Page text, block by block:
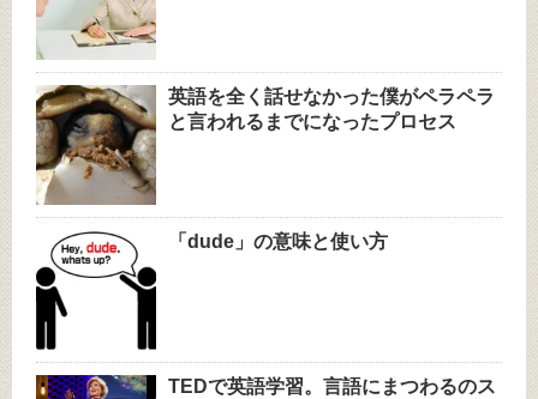
英語を全く話せなかった僕がペラペラ
と言われるまでになったプロセス
「dude」の意味と使い方
TEDで英語学習。言語にまつわるのス